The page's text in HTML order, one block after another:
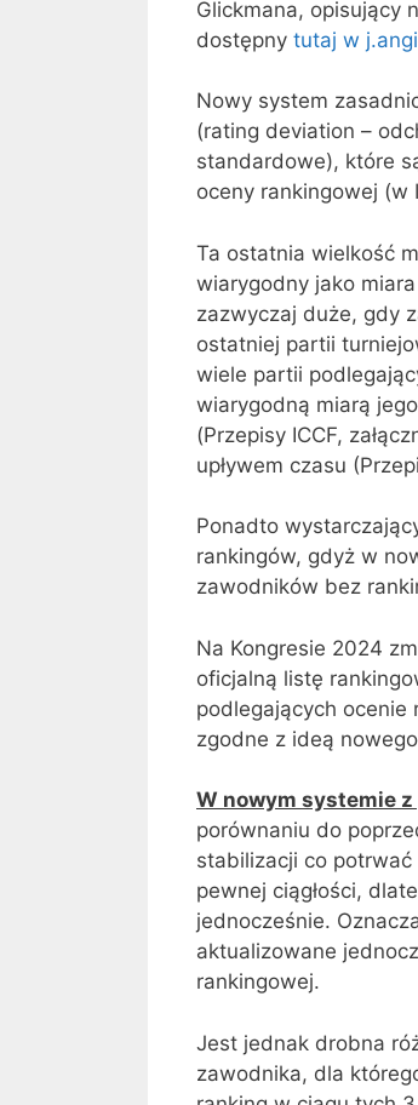
Glickmana, opisujący
dostępny tutaj w
Nowy system
(rating deviation –
standardowe), które
oceny rankingowej (w
Ta ostatnia wielkość
wiarygodny jako
zazwyczaj duże, gdy
ostatniej partii
wiele partii
wiarygodną miarą
(Przepisy ICCF,
upływem czasu
Ponadto
rankingów, gdyż w
zawodników bez
Na Kongresie 2024
oficjalną listę
podlegających ocenie
zgodne z ideą
W nowym systemie
porównaniu do
stabilizacji co
pewnej ciągłości,
jednocześnie.
aktualizowane
rankingowej.
Jest jednak drobna
zawodnika, dla